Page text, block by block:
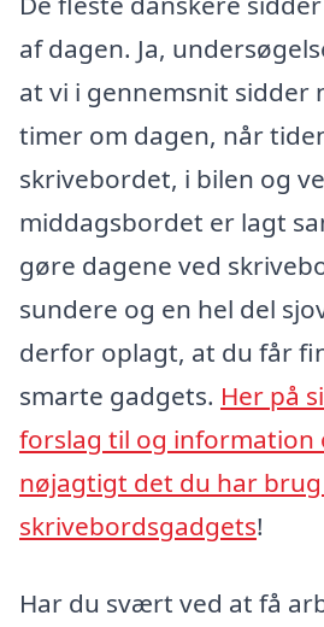
af dagen. Ja,
at vi i gennemsnit sidder
timer om dagen, når
skrivebordet, i bilen og
middagsbordet er lagt
gøre dagene ved
sundere og en hel del
derfor oplagt, at du får
smarte gadgets. Her på
forslag til og information
nøjagtigt det du har
skrivebordsgadgets!
Har du svært ved at få